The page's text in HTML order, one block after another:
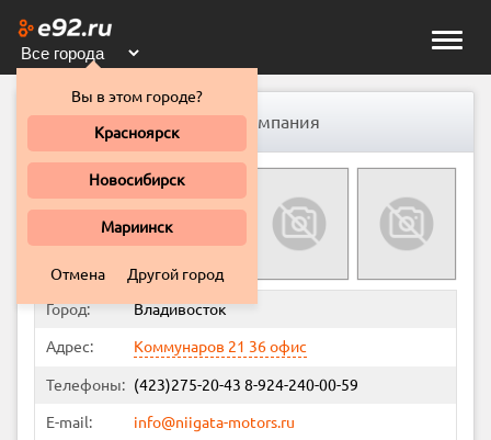
Toggle
Вы в этом городе?
Красноярск
Новосибирск
Мариинск
Отмена Другой город
Niigata-motors, торговая компания
Город: Владивосток
Адрес: Коммунаров 21 36 офис
Телефоны: (423)275-20-43 8-924-240-00-59
E-mail: info@niigata-motors.ru